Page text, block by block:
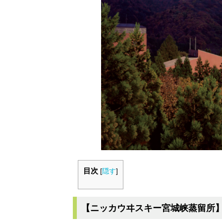
目次 [隠す]
【ニッカウヰスキー宮城峡蒸留所